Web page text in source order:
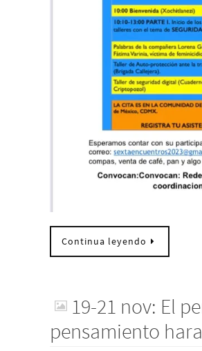
Continua leyendo
19-21 nov: El
pensamiento